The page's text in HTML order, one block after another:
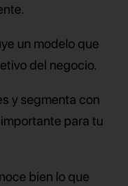
un modelo que
del negocio.
y segmenta con
para tu
bien lo que